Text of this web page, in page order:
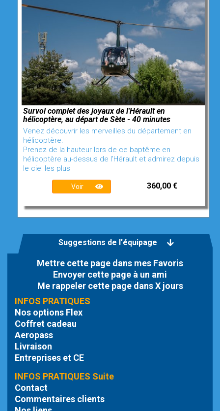
Survol complet des joyaux de l'Hérault en
hélicoptère, au départ de Sète - 40 minutes
Venez découvrir les merveilles du département en
hélicoptère.
Prenez de la hauteur lors de ce baptême en
hélicoptère au-dessus de l’Hérault et admirez depuis
le ciel les plus
Voir 360,00 €
Suggestions de l'équipage
Mettre cette page dans mes Favoris
Envoyer cette page à un ami
Me rappeler cette page dans X jours
INFOS PRATIQUES
Nos options Flex
Coffret cadeau
Aeropass
Livraison
Entreprises et CE
INFOS PRATIQUES Suite
Contact
Commentaires clients